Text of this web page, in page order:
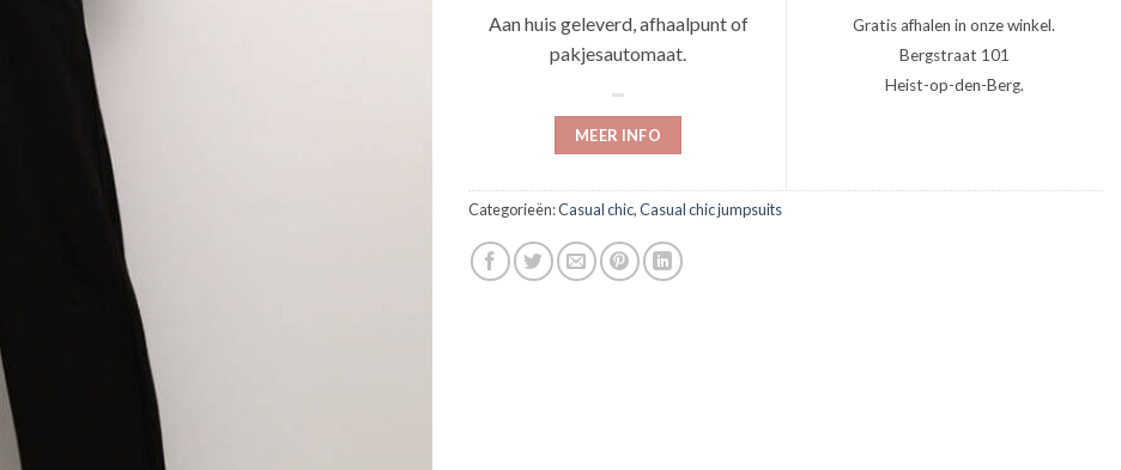
Aan huis geleverd, afhaalpunt of
pakjesautomaat.
MEER INFO
Gratis afhalen in onze winkel.
Bergstraat 101
Heist-op-den-Berg.
Categorieën:Casual chic,Casual chic jumpsuits